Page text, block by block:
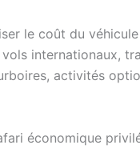
le coût du
internationaux,
activités
économique